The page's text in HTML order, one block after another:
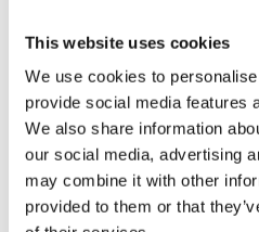
This website uses cookies
We use cookies to
provide social media features
We also share information
our social media, advertising
may combine it with other
provided to them or that
passa in mycket bra hos oss.
Vi erbjuder
Vi erbjuder dig bra förtjänst- och
arbetsmiljö i en väletablerad och
anläggning. Anställningen innebär
samt 6 månaders provanställning.